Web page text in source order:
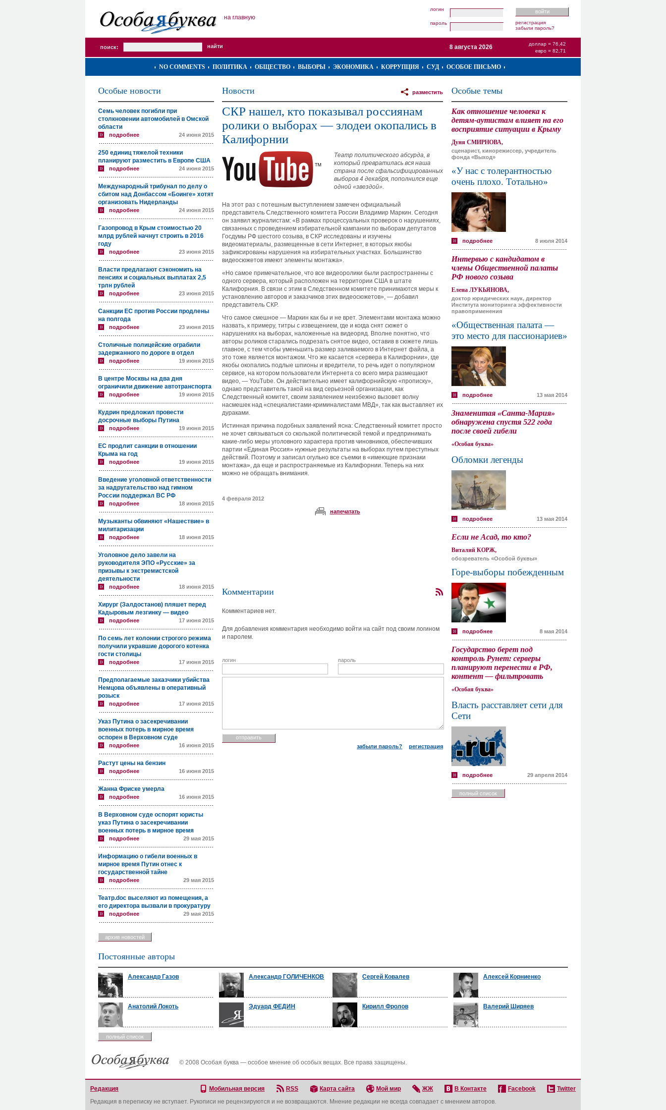
на главную
логин
пароль
регистрация
забыли пароль?
поиск:
доллар = 76,42
евро = 82,71
8 августа 2026
NO COMMENTS ПОЛИТИКА ОБЩЕСТВО ВЫБОРЫ ЭКОНОМИКА КОРРУПЦИЯ СУД ОСОБОЕ ПИСЬМО
Особые новости
Семь человек погибли при
столкновении автомобилей в Омской
области
подробнее 24 июня 2015
250 единиц тяжелой техники
планируют разместить в Европе США
подробнее 24 июня 2015
Международный трибунал по делу о
сбитом над Донбассом «Боинге» хотят
организовать Нидерланды
подробнее 24 июня 2015
Газопровод в Крым стоимостью 20
млрд рублей начнут строить в 2016
году
подробнее 23 июня 2015
Власти предлагают сэкономить на
пенсиях и социальных выплатах 2,5
трлн рублей
подробнее 23 июня 2015
Санкции ЕС против России продлены
на полгода
подробнее 23 июня 2015
Столичные полицейские ограбили
задержанного по дороге в отдел
подробнее 19 июня 2015
В центре Москвы на два дня
ограничили движение автотранспорта
подробнее 19 июня 2015
Кудрин предложил провести
досрочные выборы Путина
подробнее 19 июня 2015
ЕС продлит санкции в отношении
Крыма на год
подробнее 19 июня 2015
Введение уголовной ответственности
за надругательство над гимном
России поддержал ВС РФ
подробнее 18 июня 2015
Музыканты обвиняют «Нашествие» в
милитаризации
подробнее 18 июня 2015
Уголовное дело завели на
руководителя ЭПО «Русские» за
призывы к экстремистской
деятельности
подробнее 18 июня 2015
Хирург (Залдостанов) пляшет перед
Кадыровым лезгинку — видео
подробнее 17 июня 2015
По семь лет колонии строгого режима
получили укравшие дорогого котенка
гости столицы
подробнее 17 июня 2015
Предполагаемые заказчики убийства
Немцова объявлены в оперативный
розыск
подробнее 17 июня 2015
Указ Путина о засекречивании
военных потерь в мирное время
оспорен в Верховном суде
подробнее 16 июня 2015
Растут цены на бензин
подробнее 16 июня 2015
Жанна Фриске умерла
подробнее 16 июня 2015
В Верховном суде оспорят юристы
указ Путина о засекречивании
военных потерь в мирное время
подробнее 29 мая 2015
Информацию о гибели военных в
мирное время Путин отнес к
государственной тайне
подробнее 29 мая 2015
Театр.doc выселяют из помещения, а
его директора вызвали в прокуратуру
подробнее 29 мая 2015
архив новостей
Новости разместить
СКР нашел, кто показывал россиянам
ролики о выборах — злодеи окопались в
Калифорнии
Театр политического абсурда, в
который превратилась вся наша
страна после сфальсифицированных
выборов 4 декабря, пополнился еще
одной «звездой».
На этот раз с потешным выступлением замечен официальный
представитель Следственного комитета России Владимир Маркин. Сегодня
он заявил журналистам: «В рамках процессуальных проверок о нарушениях,
связанных с проведением избирательной кампании по выборам депутатов
Госдумы РФ шестого созыва, в СКР исследованы и изучены
видеоматериалы, размещенные в сети Интернет, в которых якобы
зафиксированы нарушения на избирательных участках. Большинство
видеосюжетов имеют элементы монтажа».
«Но самое примечательное, что все видеоролики были распространены с
одного сервера, который расположен на территории США в штате
Калифорния. В связи с этим в Следственном комитете принимаются меры к
установлению авторов и заказчиков этих видеосюжетов», — добавил
представитель СКР.
Что самое смешное — Маркин как бы и не врет. Элементами монтажа можно
назвать, к примеру, титры с извещением, где и когда снят сюжет о
нарушениях на выборах, наложенные на видеоряд. Вполне понятно, что
авторы роликов старались подрезать снятое видео, оставив в сюжете лишь
главное, с тем чтобы уменьшить размер заливаемого в Интернет файла, а
это тоже является монтажом. Что же касается «сервера в Калифорнии», где
якобы окопались подлые шпионы и вредители, то речь идет о популярном
сервисе, на котором пользователи Интернета со всего мира размещают
видео, — YouTube. Он действительно имеет калифорнийскую «прописку»,
однако представитель такой на вид серьезной организации, как
Следственный комитет, своим заявлением неизбежно вызовет волну
насмешек над «специалистами-криминалистами МВД», так как выставляет их
дураками.
Истинная причина подобных заявлений ясна: Следственный комитет просто
не хочет связываться со скользкой политической темой и предпринимать
какие-либо меры уголовного характера против чиновников, обеспечивших
партии «Единая Россия» нужные результаты на выборах путем преступных
действий. Поэтому и записал огульно все съемки в «имеющие признаки
монтажа», да еще и распространяемые из Калифорнии. Теперь на них
можно не обращать внимания.
4 февраля 2012
напечатать
Комментарии
Комментариев нет.
Для добавления комментария необходимо войти на сайт под своим логином
и паролем.
логин пароль
забыли пароль? регистрация
Особые темы
Как отношение человека к
детям-аутистам влияет на его
восприятие ситуации в Крыму
Дуня СМИРНОВА,
сценарист, кинорежиссер, учредитель
фонда «Выход»
«У нас с толерантностью
очень плохо. Тотально»
подробнее 8 июля 2014
Интервью с кандидатом в
члены Общественной палаты
РФ нового созыва
Елена ЛУКЬЯНОВА,
доктор юридических наук, директор
Института мониторинга эффективности
правоприменения
«Общественная палата —
это место для пассионариев»
подробнее 13 мая 2014
Знаменитая «Санта-Мария»
обнаружена спустя 522 года
после своей гибели
«Особая буква»
Обломки легенды
подробнее 13 мая 2014
Если не Асад, то кто?
Виталий КОРЖ,
обозреватель «Особой буквы»
Горе-выборы побежденным
подробнее 8 мая 2014
Государство берет под
контроль Рунет: серверы
планируют перенести в РФ,
контент — фильтровать
«Особая буква»
Власть расставляет сети для
Сети
подробнее 29 апреля 2014
полный список
Постоянные авторы
Александр Газов Александр ГОЛИЧЕНКОВ Сергей Ковалев Алексей Корниенко
Анатолий Локоть Эдуард ФЕДИН Кирилл Фролов Валерий Ширяев
полный список
© 2008 Особая буква — особое мнение об особых вещах. Все права защищены.
Редакция Мобильная версия RSS Карта сайта Мой мир ЖЖ В Контакте Facebook
Twitter
Редакция в переписку не вступает. Рукописи не рецензируются и не возвращаются. Мнение редакции не всегда совпадает с мнением авторов.